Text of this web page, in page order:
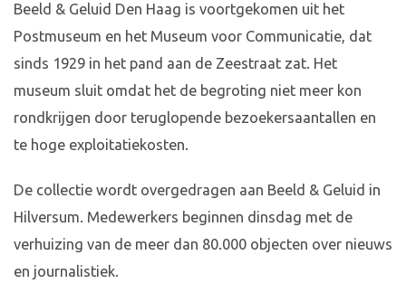
Beeld & Geluid Den Haag is voortgekomen uit het
Postmuseum en het Museum voor Communicatie, dat
sinds 1929 in het pand aan de Zeestraat zat. Het
museum sluit omdat het de begroting niet meer kon
rondkrijgen door teruglopende bezoekersaantallen en
te hoge exploitatiekosten.
De collectie wordt overgedragen aan Beeld & Geluid in
Hilversum. Medewerkers beginnen dinsdag met de
verhuizing van de meer dan 80.000 objecten over nieuws
en journalistiek.